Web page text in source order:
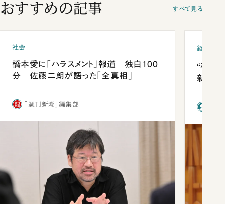
おすすめの記事 すべて見る
社会
橋本愛に「ハラスメント」報道 独白100
分 佐藤二朗が語った「全真相」
「週刊新潮」編集部
経済・ビ
“稼ぎ
新社長